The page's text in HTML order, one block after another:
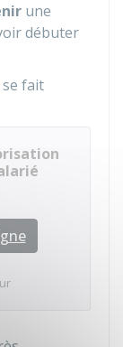
une
débuter
fait